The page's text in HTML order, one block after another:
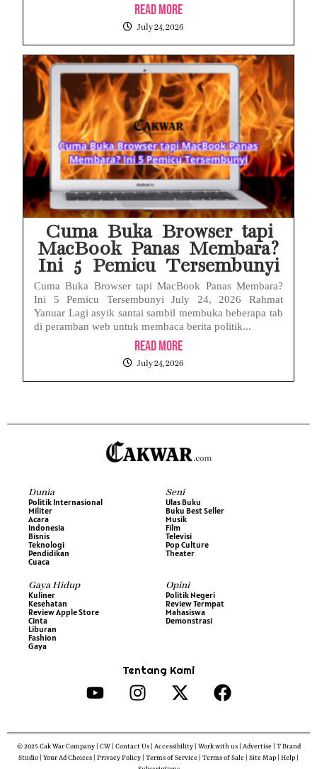
Read More
July 24, 2026
Cuma Buka Browser tapi
MacBook Panas Membara?
Ini 5 Pemicu Tersembunyi
Cuma Buka Browser tapi MacBook Panas Membara?
Ini 5 Pemicu Tersembunyi July 24, 2026 Rahmat
Yanuar Lagi asyik santai sambil membuka beberapa tab
di peramban web untuk membaca berita politik...
Read More
July 24, 2026
Dunia
Politik Internasional
Militer
Acara
Indonesia
Bisnis
Teknologi
Pendidikan
Cuaca
Seni
Ulas Buku
Buku Best Seller
Musik
Film
Televisi
Pop Culture
Theater
Gaya Hidup
Kuliner
Kesehatan
Review Apple Store
Cinta
Liburan
Fashion
Gaya
Opini
Politik Negeri
Review Termpat
Mahasiswa
Demonstrasi
Tentang Kami
© 2025 Cak War Company | CW | Contact Us | Accessibility | Work with us | Advertise | T Brand
Studio | Your Ad Choices | Privacy Policy | Terms of Service | Terms of Sale | Site Map | Help |